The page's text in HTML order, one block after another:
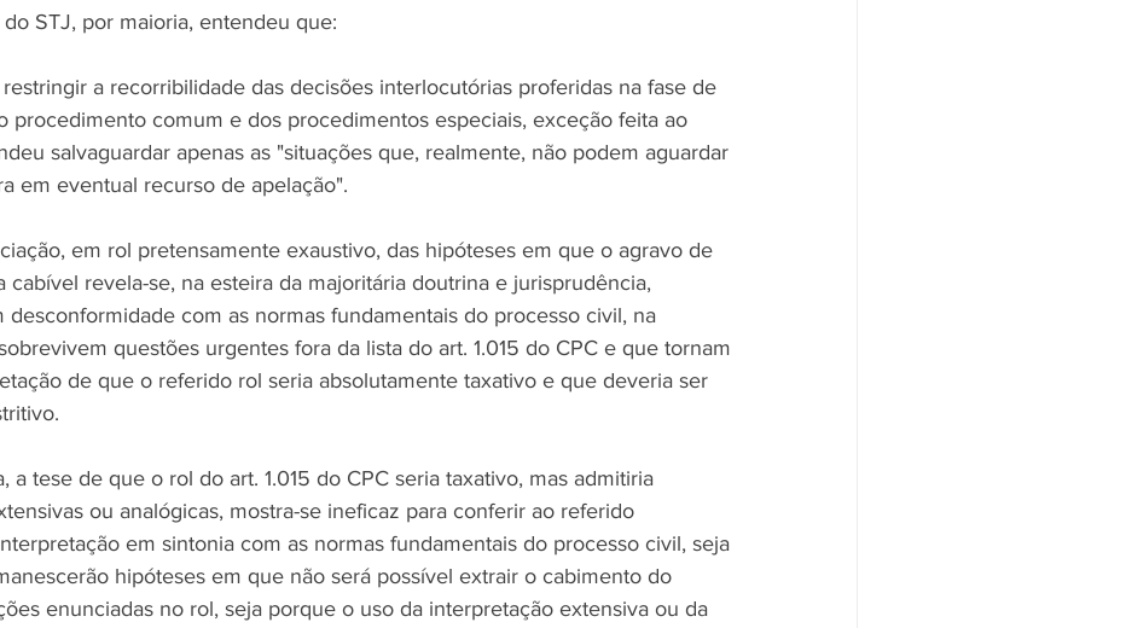
STJ, por maioria, entendeu que:
a recorribilidade das decisões interlocutórias proferidas na fase de
procedimento comum e dos procedimentos especiais, exceção feita ao
salvaguardar apenas as "situações que, realmente, não podem aguardar
em eventual recurso de apelação".
em rol pretensamente exaustivo, das hipóteses em que o agravo de
cabível revela-se, na esteira da majoritária doutrina e jurisprudência,
desconformidade com as normas fundamentais do processo civil, na
questões urgentes fora da lista do art. 1.015 do CPC e que tornam
de que o referido rol seria absolutamente taxativo e que deveria ser
a tese de que o rol do art. 1.015 do CPC seria taxativo, mas admitiria
ou analógicas, mostra-se ineficaz para conferir ao referido
em sintonia com as normas fundamentais do processo civil, seja
hipóteses em que não será possível extrair o cabimento do
enunciadas no rol, seja porque o uso da interpretação extensiva ou da